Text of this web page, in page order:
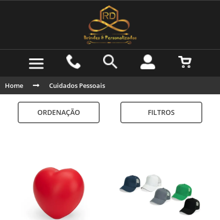
Home Cuidados Pessoais
ORDENAÇÃO FILTROS